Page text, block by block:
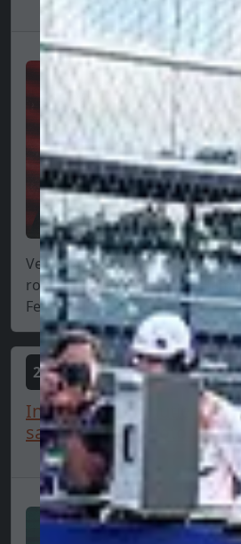
Veľa krát sme už napísali, že tak
rozprávkovo prišiel Lewis
Ferrari,...
2025-06-24
Interné rozhodnutie v
sa stal prvým piloto...